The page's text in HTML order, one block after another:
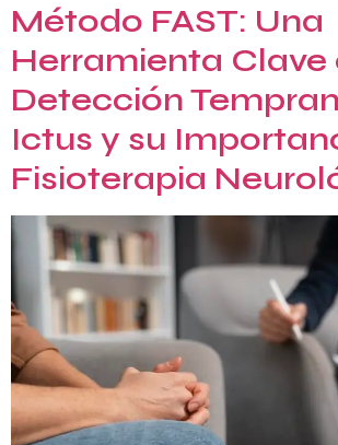
Método FAST: Una
Herramienta Clave
Detección
Ictus y su
Fisioterapia